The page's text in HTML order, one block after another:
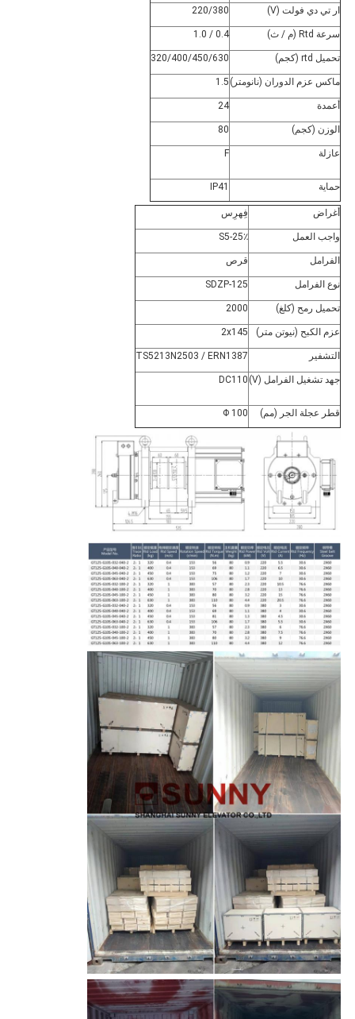
ار تي دي فولت (V) 220/380
سرعة Rtd (م / ث) 0.4 / 1.0
تحميل rtd (كجم) 320/400/450/630
ماكس عزم الدوران (نانومتر) 1.5
أعمدة 24
الوزن (كجم) 80
عازلة F
حماية IP41
أغراض فِهرِس
واجب العمل S5-25٪
الفرامل قرص
نوع الفرامل SDZP-125
تحميل رمح (كلغ) 2000
عزم الكبح (نيوتن متر) 2x145
التشفير TS5213N2503 / ERN1387
جهد تشغيل الفرامل (V) DC110
قطر عجلة الجر (مم) Φ 100